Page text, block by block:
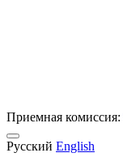
Приемная комиссия:
Русский English